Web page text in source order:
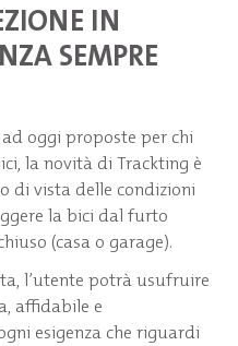
IN
SEMPRE
oggi proposte per chi
la novità di Trackting è
di vista delle condizioni
la bici dal furto
(casa o garage).
l’utente potrà usufruire
affidabile e
esigenza che riguardi